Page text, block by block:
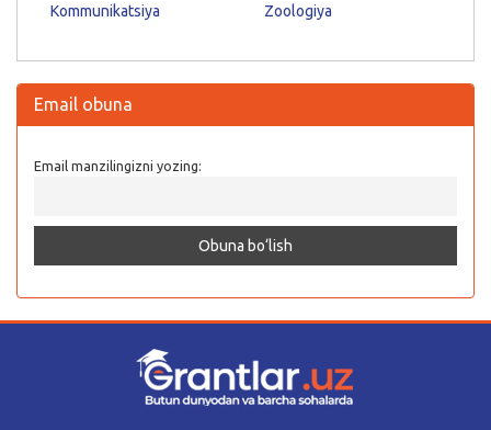
Kommunikatsiya
Zoologiya
Email obuna
Email manzilingizni yozing: